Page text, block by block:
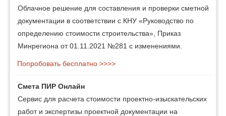
Облачное решение для составления и проверки сметной
документации в соответствии с КНУ «Руководство по
определению стоимости строительства», Приказ
Минрегиона от 01.11.2021 №281 с изменениями.
Попробовать бесплатно >>>>
Смета ПИР Онлайн
Сервис для расчета стоимости проектно-изыскательских
работ и экспертизы проектной документации на